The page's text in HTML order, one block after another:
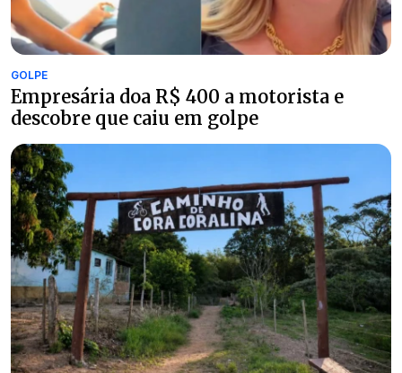
GOLPE
Empresária doa R$ 400 a motorista e
descobre que caiu em golpe